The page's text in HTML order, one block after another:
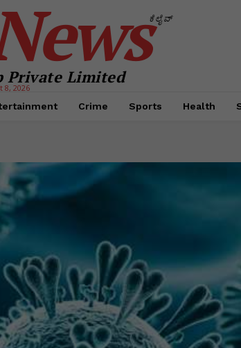
ಕೆಲೈವ್
Private Limited
8, 2026
Crime Sports Health